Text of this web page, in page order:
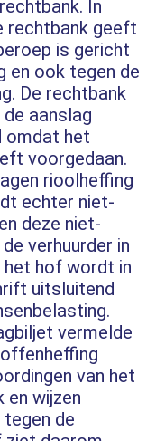
In
rechtbank geeft
is gericht
en ook tegen de
De rechtbank
aanslag
omdat het
voorgedaan.
rioolheffing
echter niet-
deze niet-
verhuurder in
het hof wordt in
uitsluitend
vermelde
van het
en wijzen
de